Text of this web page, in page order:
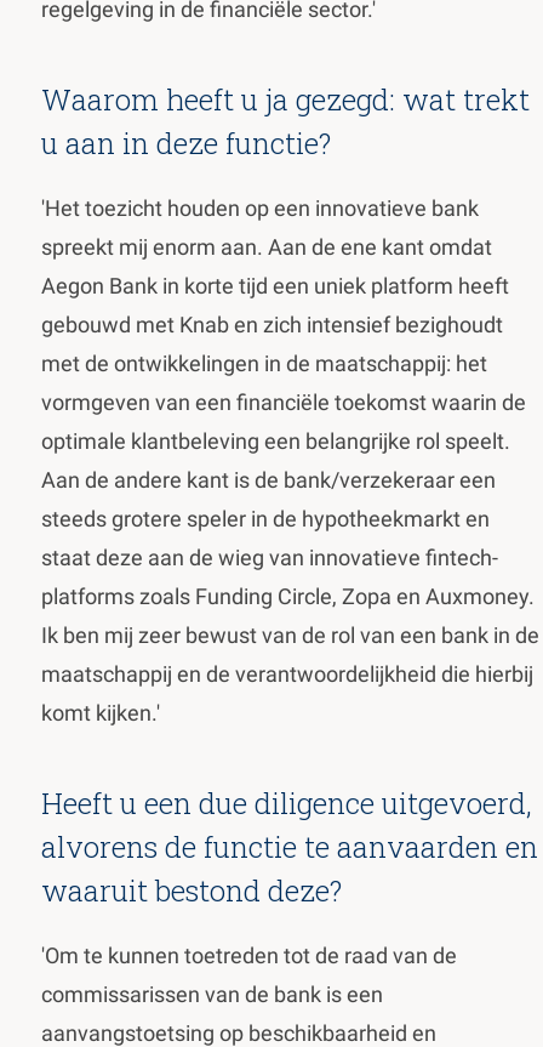
regelgeving in de financiële sector.'
Waarom heeft u ja gezegd: wat trekt
u aan in deze functie?
'Het toezicht houden op een innovatieve bank
spreekt mij enorm aan. Aan de ene kant omdat
Aegon Bank in korte tijd een uniek platform heeft
gebouwd met Knab en zich intensief bezighoudt
met de ontwikkelingen in de maatschappij: het
vormgeven van een financiële toekomst waarin de
optimale klantbeleving een belangrijke rol speelt.
Aan de andere kant is de bank/verzekeraar een
steeds grotere speler in de hypotheekmarkt en
staat deze aan de wieg van innovatieve fintech-
platforms zoals Funding Circle, Zopa en Auxmoney.
Ik ben mij zeer bewust van de rol van een bank in de
maatschappij en de verantwoordelijkheid die hierbij
komt kijken.'
Heeft u een due diligence uitgevoerd,
alvorens de functie te aanvaarden en
waaruit bestond deze?
'Om te kunnen toetreden tot de raad van de
commissarissen van de bank is een
aanvangstoetsing op beschikbaarheid en